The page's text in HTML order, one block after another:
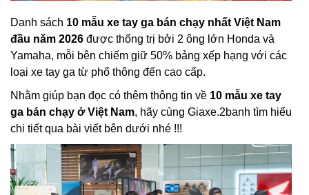
Danh sách 10 mẫu xe tay ga bán chạy nhất Việt Nam
đầu năm 2026 được thống trị bởi 2 ông lớn Honda và
Yamaha, mỗi bên chiếm giữ 50% bảng xếp hạng với các
loại xe tay ga từ phổ thông đến cao cấp.
Nhằm giúp bạn đọc có thêm thông tin về 10 mẫu xe tay
ga bán chạy ở Việt Nam, hãy cùng Giaxe.2banh tìm hiểu
chi tiết qua bài viết bên dưới nhé !!!